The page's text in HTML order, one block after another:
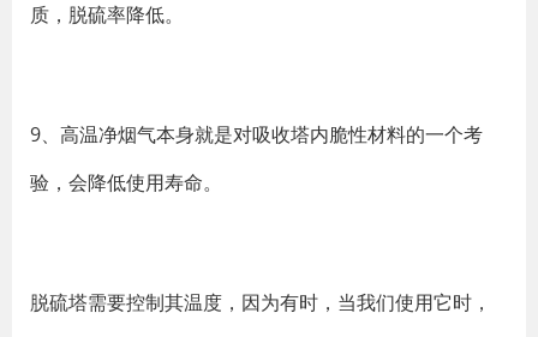
质，脱硫率降低。
9、高温净烟气本身就是对吸收塔内脆性材料的一个考
验，会降低使用寿命。
脱硫塔需要控制其温度，因为有时，当我们使用它时，